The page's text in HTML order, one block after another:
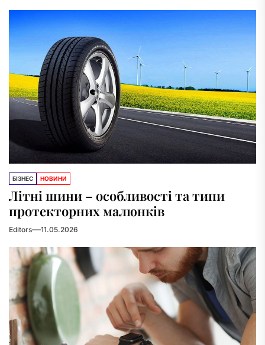
БІЗНЕС НОВИНИ
Літні шини – особливості та типи
протекторних малюнків
Editors 11.05.2026